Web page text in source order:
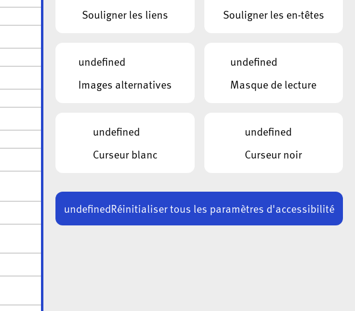
Souligner les liens
Souligner les en-têtes
undefined
Images alternatives
undefined
Masque de lecture
undefined
Curseur blanc
undefined
Curseur noir
undefinedRéinitialiser tous les paramètres d'accessibilité